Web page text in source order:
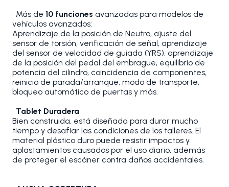
• Más de 10 funciones avanzadas para modelos de
vehículos avanzados:
Aprendizaje de la posición de Neutro, ajuste del
sensor de torsión, verificación de señal, aprendizaje
del sensor de velocidad de guiada (YRS), aprendizaje
de la posición del pedal del embrague, equilibrio de
potencia del cilindro, coincidencia de componentes,
reinicio de parada/arranque, modo de transporte,
bloqueo automático de puertas y más.
• Tablet Duradera
Bien construida, está diseñada para durar mucho
tiempo y desafiar las condiciones de los talleres. El
material plástico duro puede resistir impactos y
aplastamientos causados por el uso diario, además
de proteger el escáner contra daños accidentales.